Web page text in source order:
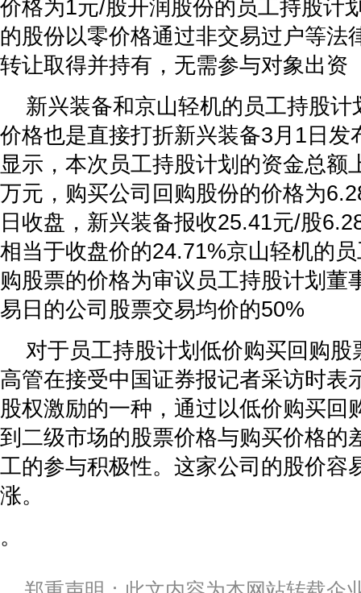
价格为1元/股开润股份的员工持股计
的股份以零价格通过非交易过户等法
转让取得并持有，无需参与对象出资
新兴装备和京山轻机的员工持股计
价格也是直接打折新兴装备3月1日发
显示，本次员工持股计划的资金总额
万元，购买公司回购股份的价格为
日收盘，新兴装备报收25.41元/股
相当于收盘价的24.71%京山轻机的
购股票的价格为审议员工持股计划董
易日的公司股票交易均价的50%
对于员工持股计划低价购买回购股
高管在接受中国证券报记者采访时表
股权激励的一种，通过以低价购买回
到二级市场的股票价格与购买价格的
工的参与积极性。这家公司的股价容
涨。
。